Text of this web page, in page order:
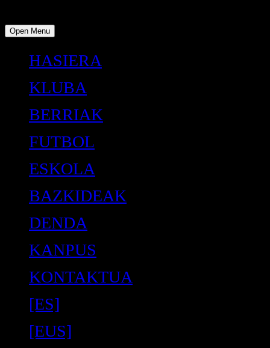
Open Menu
HASIERA
KLUBA
BERRIAK
FUTBOL
ESKOLA
BAZKIDEAK
DENDA
KANPUS
KONTAKTUA
[ES]
[EUS]